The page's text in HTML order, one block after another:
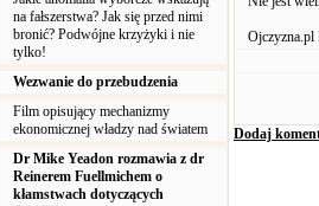
na fałszerstwa? Jak się przed nimi
bronić? Podwójne krzyżyki i nie
tylko!
Wezwanie do przebudzenia
Film opisujący mechanizmy
ekonomicznej władzy nad światem
Dr Mike Yeadon rozmawia z dr
Reinerem Fuellmichem o
kłamstwach dotyczących
Ojczyzna.pl
Dodaj